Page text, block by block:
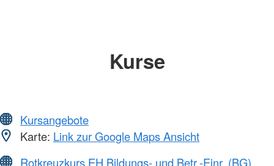
Kurse
Kursangebote
Karte: Link zur Google Maps Ansicht
Rotkreuzkurs EH Bildungs- und Betr.-Einr. (BG)